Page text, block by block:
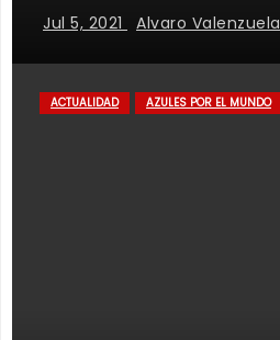
Jul 5, 2021 Alvaro Valenzuela
ACTUALIDAD AZULES POR EL MUNDO